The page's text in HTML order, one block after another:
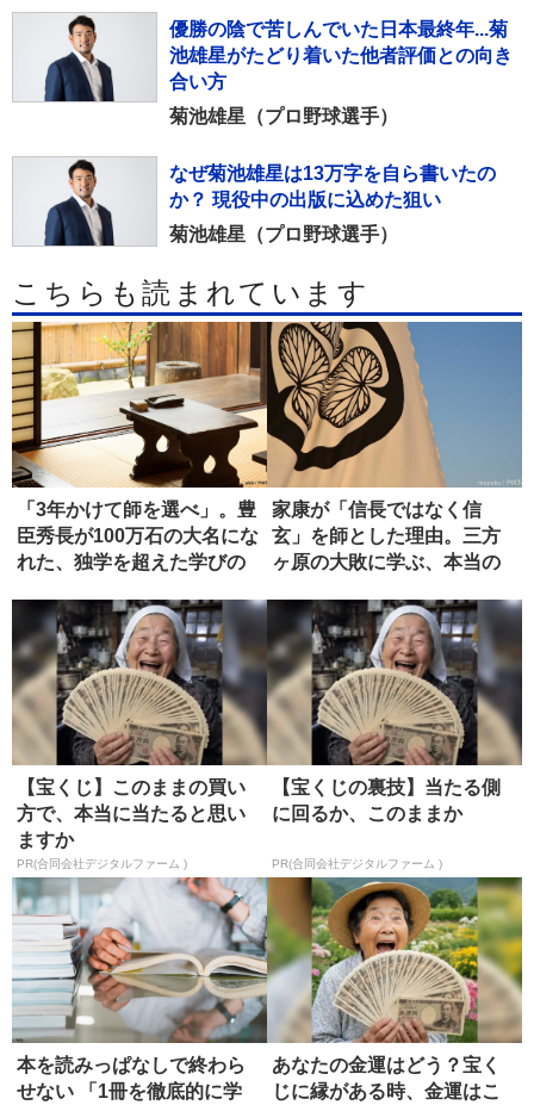
優勝の陰で苦しんでいた日本最終年...菊
池雄星がたどり着いた他者評価との向き
合い方
菊池雄星（プロ野球選手）
なぜ菊池雄星は13万字を自ら書いたの
か？ 現役中の出版に込めた狙い
菊池雄星（プロ野球選手）
こちらも読まれています
「3年かけて師を選べ」。豊
臣秀長が100万石の大名にな
れた、独学を超えた学びの
家康が「信長ではなく信
玄」を師とした理由。三方
ヶ原の大敗に学ぶ、本当の
【宝くじ】このままの買い
方で、本当に当たると思い
ますか
PR(合同会社デジタルファーム )
【宝くじの裏技】当たる側
に回るか、このままか
PR(合同会社デジタルファーム )
本を読みっぱなしで終わら
せない 「1冊を徹底的に学
あなたの金運はどう？宝く
じに縁がある時、金運はこ